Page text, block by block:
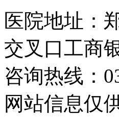
医院地址：
交叉口工商
咨询热线：
网站信息仅